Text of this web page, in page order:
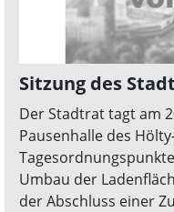
Sitzung des
Der Stadtrat tagt am
Pausenhalle des
Umbau der
der Abschluss einer